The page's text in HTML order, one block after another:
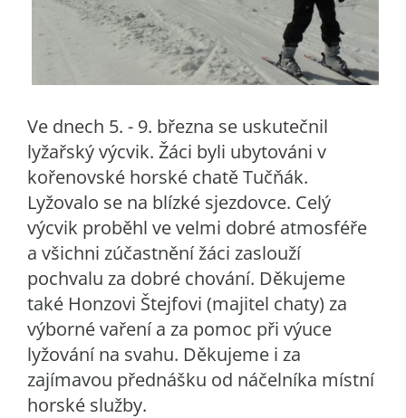
Ve dnech 5. - 9. března se uskutečnil
lyžařský výcvik. Žáci byli ubytováni v
kořenovské horské chatě Tučňák.
Lyžovalo se na blízké sjezdovce. Celý
výcvik proběhl ve velmi dobré atmosféře
a všichni zúčastnění žáci zaslouží
pochvalu za dobré chování. Děkujeme
také Honzovi Štejfovi (majitel chaty) za
výborné vaření a za pomoc při výuce
lyžování na svahu. Děkujeme i za
zajímavou přednášku od náčelníka místní
horské služby.